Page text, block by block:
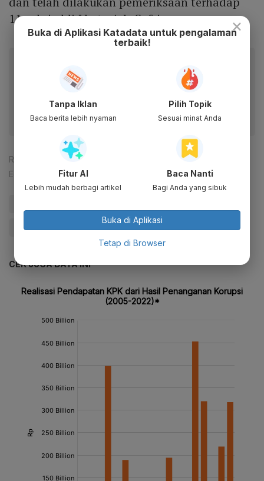
11 saksi ahli," kata Ade Safri.
Dapatkan pengalaman membaca lebih nyaman dan nikmati
fitur menarik lainnya lewat aplikasi mobile Katadata.
Reporter:
Ade Rosman
Editor:
Ira Guslina Sufa
#Syahrul Yasin Limpo #Update Me
CEK JUGA DATA INI
×
Buka di Aplikasi Katadata untuk pengalaman
terbaik!
Tanpa Iklan
Baca berita lebih nyaman
Pilih Topik
Sesuai minat Anda
Fitur AI
Lebih mudah berbagi artikel
Baca Nanti
Bagi Anda yang sibuk
Buka di Aplikasi
Tetap di Browser